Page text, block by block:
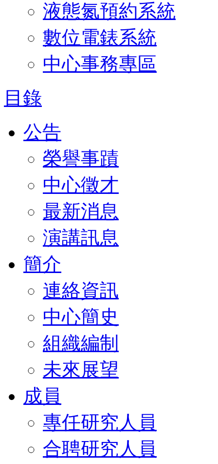
液態氮預約系統
數位電錶系統
中心事務專區
目錄
公告
榮譽事蹟
中心徵才
最新消息
演講訊息
簡介
連絡資訊
中心簡史
組織編制
未來展望
成員
專任研究人員
合聘研究人員